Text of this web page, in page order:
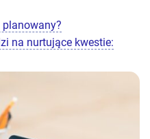
na nurtujące kwestie: